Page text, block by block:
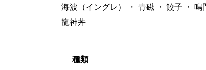
海波（イングレ）
・ 青磁 ・ 餃子 ・ 鳴
龍神丼
種類